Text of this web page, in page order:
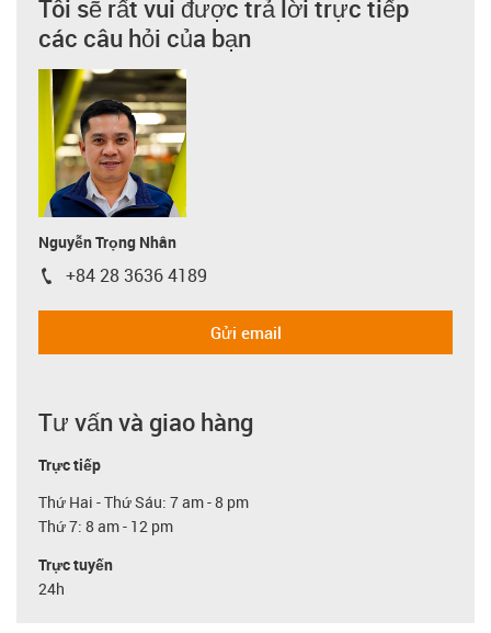
Tôi sẽ rất vui được trả lời trực tiếp
các câu hỏi của bạn
Nguyễn Trọng Nhân
igus-icon-phone
+84 28 3636 4189
Gửi email
Tư vấn và giao hàng
Trực tiếp
Thứ Hai - Thứ Sáu: 7 am - 8 pm
Thứ 7: 8 am - 12 pm
Trực tuyến
24h